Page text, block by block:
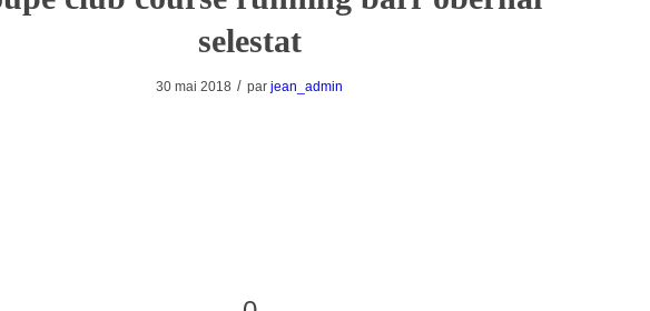
selestat
30 mai 2018 / par jean_admin